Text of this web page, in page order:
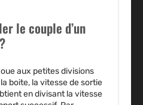
le couple d’un
aux petites divisions
boite, la vitesse de sortie
en divisant la vitesse